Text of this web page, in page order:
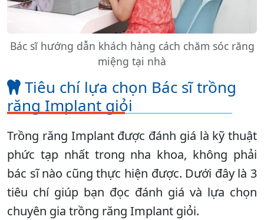
Bác sĩ hướng dẫn khách hàng cách chăm sóc răng
miệng tại nhà
Tiêu chí lựa chọn Bác sĩ trồng
răng Implant giỏi
Trồng răng Implant được đánh giá là kỹ thuật
phức tạp nhất trong nha khoa, không phải
bác sĩ nào cũng thực hiện được. Dưới đây là 3
tiêu chí giúp bạn đọc đánh giá và lựa chọn
chuyên gia trồng răng Implant giỏi.